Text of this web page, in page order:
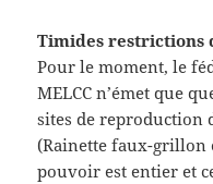
Timides restrictions
Pour le moment, le
MELCC n’émet que
sites de reproduction
(Rainette faux-grillon
pouvoir est entier et